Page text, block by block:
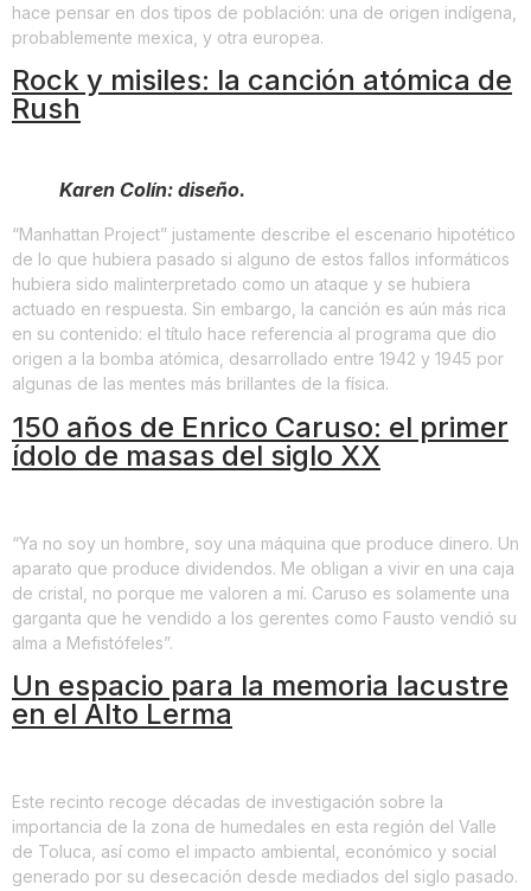
hace pensar en dos tipos de población: una de origen indígena,
probablemente mexica, y otra europea.
Rock y misiles: la canción atómica de
Rush
Karen Colín: diseño.
“Manhattan Project” justamente describe el escenario hipotético
de lo que hubiera pasado si alguno de estos fallos informáticos
hubiera sido malinterpretado como un ataque y se hubiera
actuado en respuesta. Sin embargo, la canción es aún más rica
en su contenido: el título hace referencia al programa que dio
origen a la bomba atómica, desarrollado entre 1942 y 1945 por
algunas de las mentes más brillantes de la física.
150 años de Enrico Caruso: el primer
ídolo de masas del siglo XX
“Ya no soy un hombre, soy una máquina que produce dinero. Un
aparato que produce dividendos. Me obligan a vivir en una caja
de cristal, no porque me valoren a mí. Caruso es solamente una
garganta que he vendido a los gerentes como Fausto vendió su
alma a Mefistófeles”.
Un espacio para la memoria lacustre
en el Alto Lerma
Este recinto recoge décadas de investigación sobre la
importancia de la zona de humedales en esta región del Valle
de Toluca, así como el impacto ambiental, económico y social
generado por su desecación desde mediados del siglo pasado.